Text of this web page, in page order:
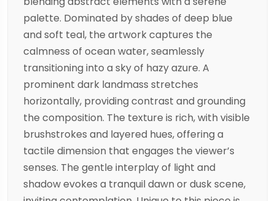
palette. Dominated by shades of deep blue
and soft teal, the artwork captures the
calmness of ocean water, seamlessly
transitioning into a sky of hazy azure. A
prominent dark landmass stretches
horizontally, providing contrast and grounding
the composition. The texture is rich, with visible
brushstrokes and layered hues, offering a
tactile dimension that engages the viewer’s
senses. The gentle interplay of light and
shadow evokes a tranquil dawn or dusk scene,